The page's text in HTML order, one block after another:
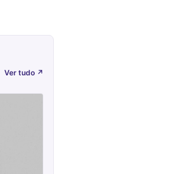
Ver tudo ↗